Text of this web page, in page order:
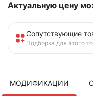
Актуальную цену
Сопутствующие
Подборка для этого
МОДИФИКАЦИИ